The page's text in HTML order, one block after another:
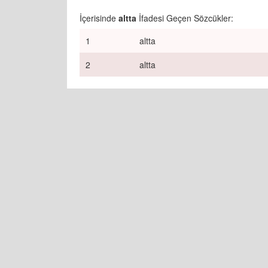
İçerisinde altta İfadesi Geçen Sözcükler:
1
altta
2
altta